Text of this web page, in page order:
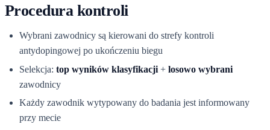
Procedura kontroli
Wybrani zawodnicy są kierowani do strefy kontroli
antydopingowej po ukończeniu biegu
Selekcja: top wyników klasyfikacji + losowo wybrani
zawodnicy
Każdy zawodnik wytypowany do badania jest informowany
przy mecie